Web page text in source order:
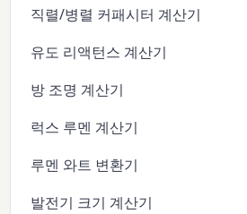
직렬/병렬 커패시터 계산기
유도 리액턴스 계산기
방 조명 계산기
럭스 루멘 계산기
루멘 와트 변환기
발전기 크기 계산기